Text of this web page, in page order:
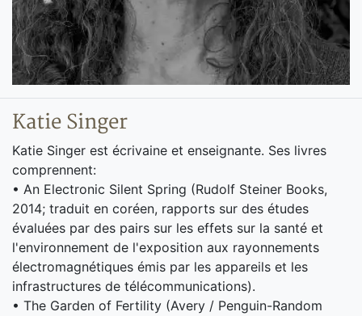
Katie Singer
Katie Singer est écrivaine et enseignante. Ses livres
comprennent:
• An Electronic Silent Spring (Rudolf Steiner Books,
2014; traduit en coréen, rapports sur des études
évaluées par des pairs sur les effets sur la santé et
l'environnement de l'exposition aux rayonnements
électromagnétiques émis par les appareils et les
infrastructures de télécommunications).
• The Garden of Fertility (Avery / Penguin-Random